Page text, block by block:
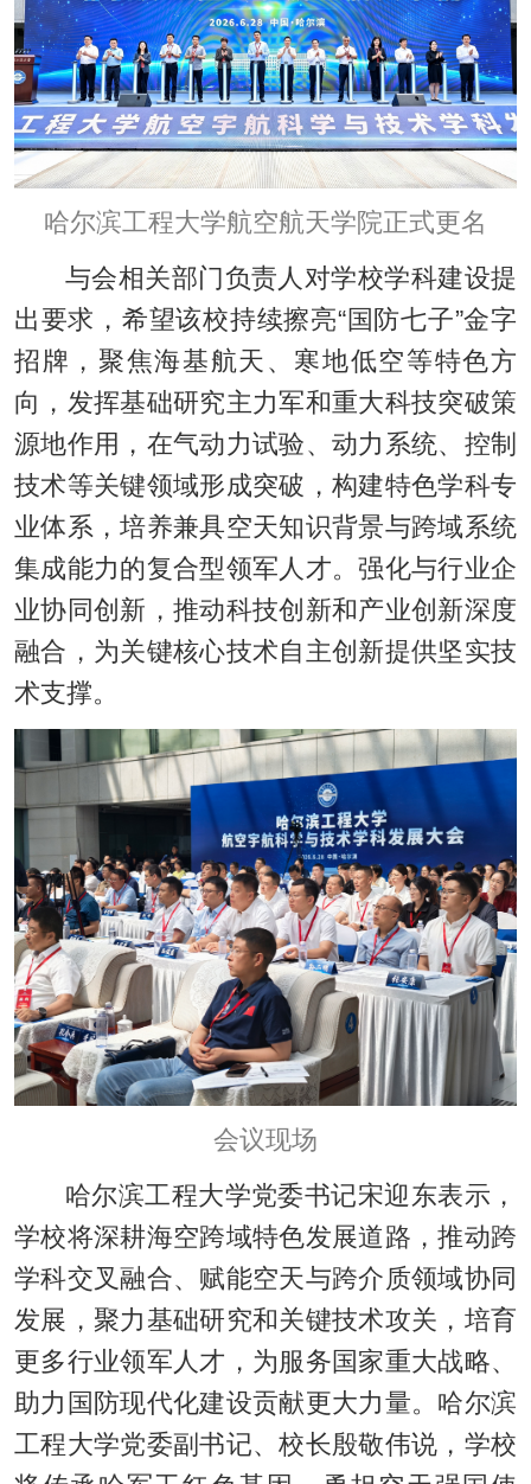
哈尔滨工程大学航空航天学院正式更名
与会相关部门负责人对学校学科建设提
出要求，希望该校持续擦亮“国防七子”金字
招牌，聚焦海基航天、寒地低空等特色方
向，发挥基础研究主力军和重大科技突破策
源地作用，在气动力试验、动力系统、控制
技术等关键领域形成突破，构建特色学科专
业体系，培养兼具空天知识背景与跨域系统
集成能力的复合型领军人才。强化与行业企
业协同创新，推动科技创新和产业创新深度
融合，为关键核心技术自主创新提供坚实技
术支撑。
会议现场
哈尔滨工程大学党委书记宋迎东表示，
学校将深耕海空跨域特色发展道路，推动跨
学科交叉融合、赋能空天与跨介质领域协同
发展，聚力基础研究和关键技术攻关，培育
更多行业领军人才，为服务国家重大战略、
助力国防现代化建设贡献更大力量。哈尔滨
工程大学党委副书记、校长殷敬伟说，学校